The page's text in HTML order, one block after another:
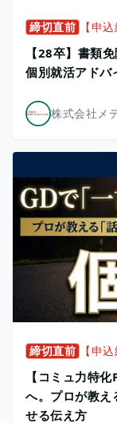
締切直前 【申
【28卒】書類
個別就活アドバ
株式会社メ
締切直前 【申
【コミュ力特
へ。プロが教え
せる伝え方